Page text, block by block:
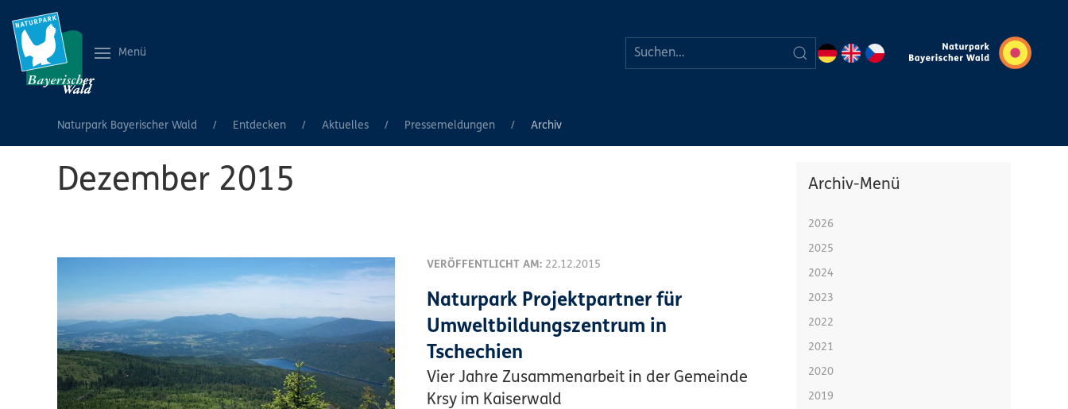
Menü
Naturpark Bayerischer Wald Entdecken Aktuelles Pressemeldungen Archiv
Dezember 2015
VERÖFFENTLICHT AM: 22.12.2015
Naturpark Projektpartner für
Umweltbildungszentrum in
Tschechien
Vier Jahre Zusammenarbeit in der Gemeinde
Krsy im Kaiserwald
Archiv-Menü
2026
2025
2024
2023
2022
2021
2020
2019